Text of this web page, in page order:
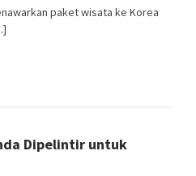
paket wisata ke Korea
Dipelintir untuk